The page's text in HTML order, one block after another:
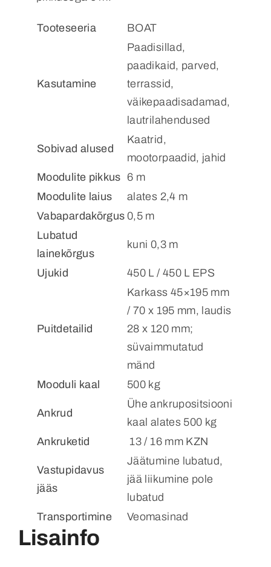
Tooteseeria BOAT
Kasutamine
Paadisillad,
paadikaid, parved,
terrassid,
väikepaadisadamad,
lautrilahendused
Sobivad alused
Kaatrid,
mootorpaadid, jahid
Moodulite pikkus 6 m
Moodulite laius
alates 2,4 m
Vabapardakõrgus 0,5 m
Lubatud
lainekõrgus
kuni 0,3 m
Ujukid 450 L / 450 L EPS
Puitdetailid
Karkass 45×195 mm
/ 70 x 195 mm, laudis
28 x 120 mm;
süvaimmutatud
mänd
Mooduli kaal
500 kg
Ankrud
Ühe ankrupositsiooni
kaal alates 500 kg
Ankruketid
13 / 16 mm KZN
Vastupidavus
jääs
Jäätumine lubatud,
jää liikumine pole
lubatud
Transportimine
Veomasinad
Lisainfo